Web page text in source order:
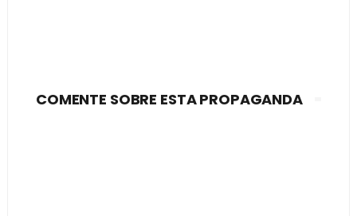
COMENTE SOBRE ESTA PROPAGANDA